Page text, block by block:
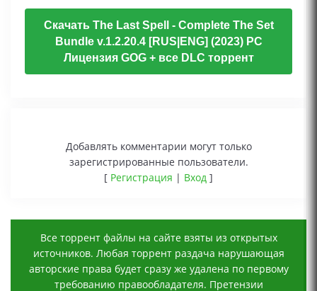
Скачать The Last Spell - Complete The Set
Bundle v.1.2.20.4 [RUS|ENG] (2023) PC
Лицензия GOG + все DLC торрент
Добавлять комментарии могут только
зарегистрированные пользователи.
[ Регистрация | Вход ]
Все торрент файлы на сайте взяты из открытых
источников. Любая торрент раздача нарушающая
авторские права будет сразу же удалена по первому
требованию правообладателя. Претензии